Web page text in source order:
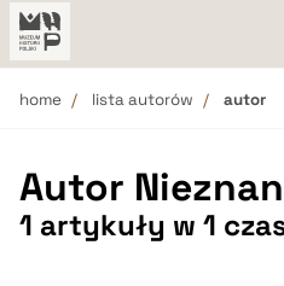
home lista autorów autor
Autor
1 artykuły w 1